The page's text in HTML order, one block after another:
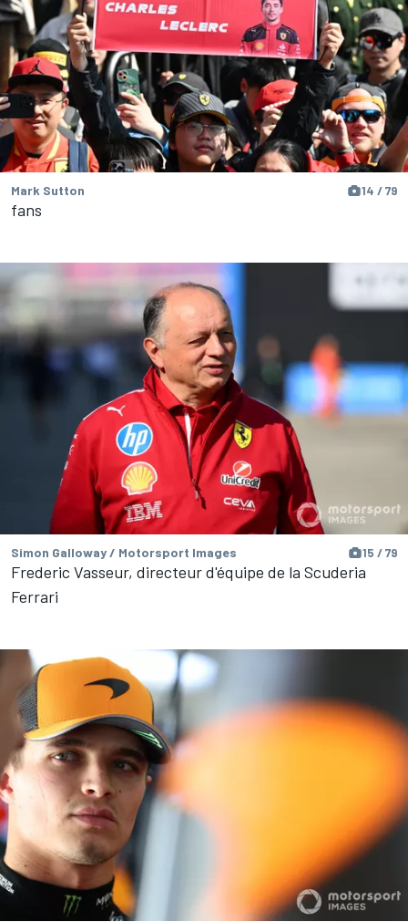
Mark Sutton 14 / 79
fans
Simon Galloway / Motorsport Images 15 / 79
Frederic Vasseur, directeur d'équipe de la Scuderia
Ferrari